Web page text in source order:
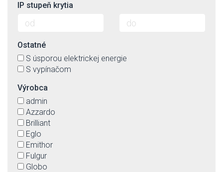
IP stupeň krytia
Ostatné
S úsporou elektrickej energie
S vypínačom
Výrobca
admin
Azzardo
Brilliant
Eglo
Emithor
Fulgur
Globo